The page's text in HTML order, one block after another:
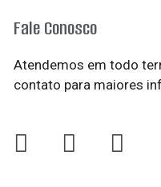
Fale Conosco
Atendemos em todo
contato para maiores